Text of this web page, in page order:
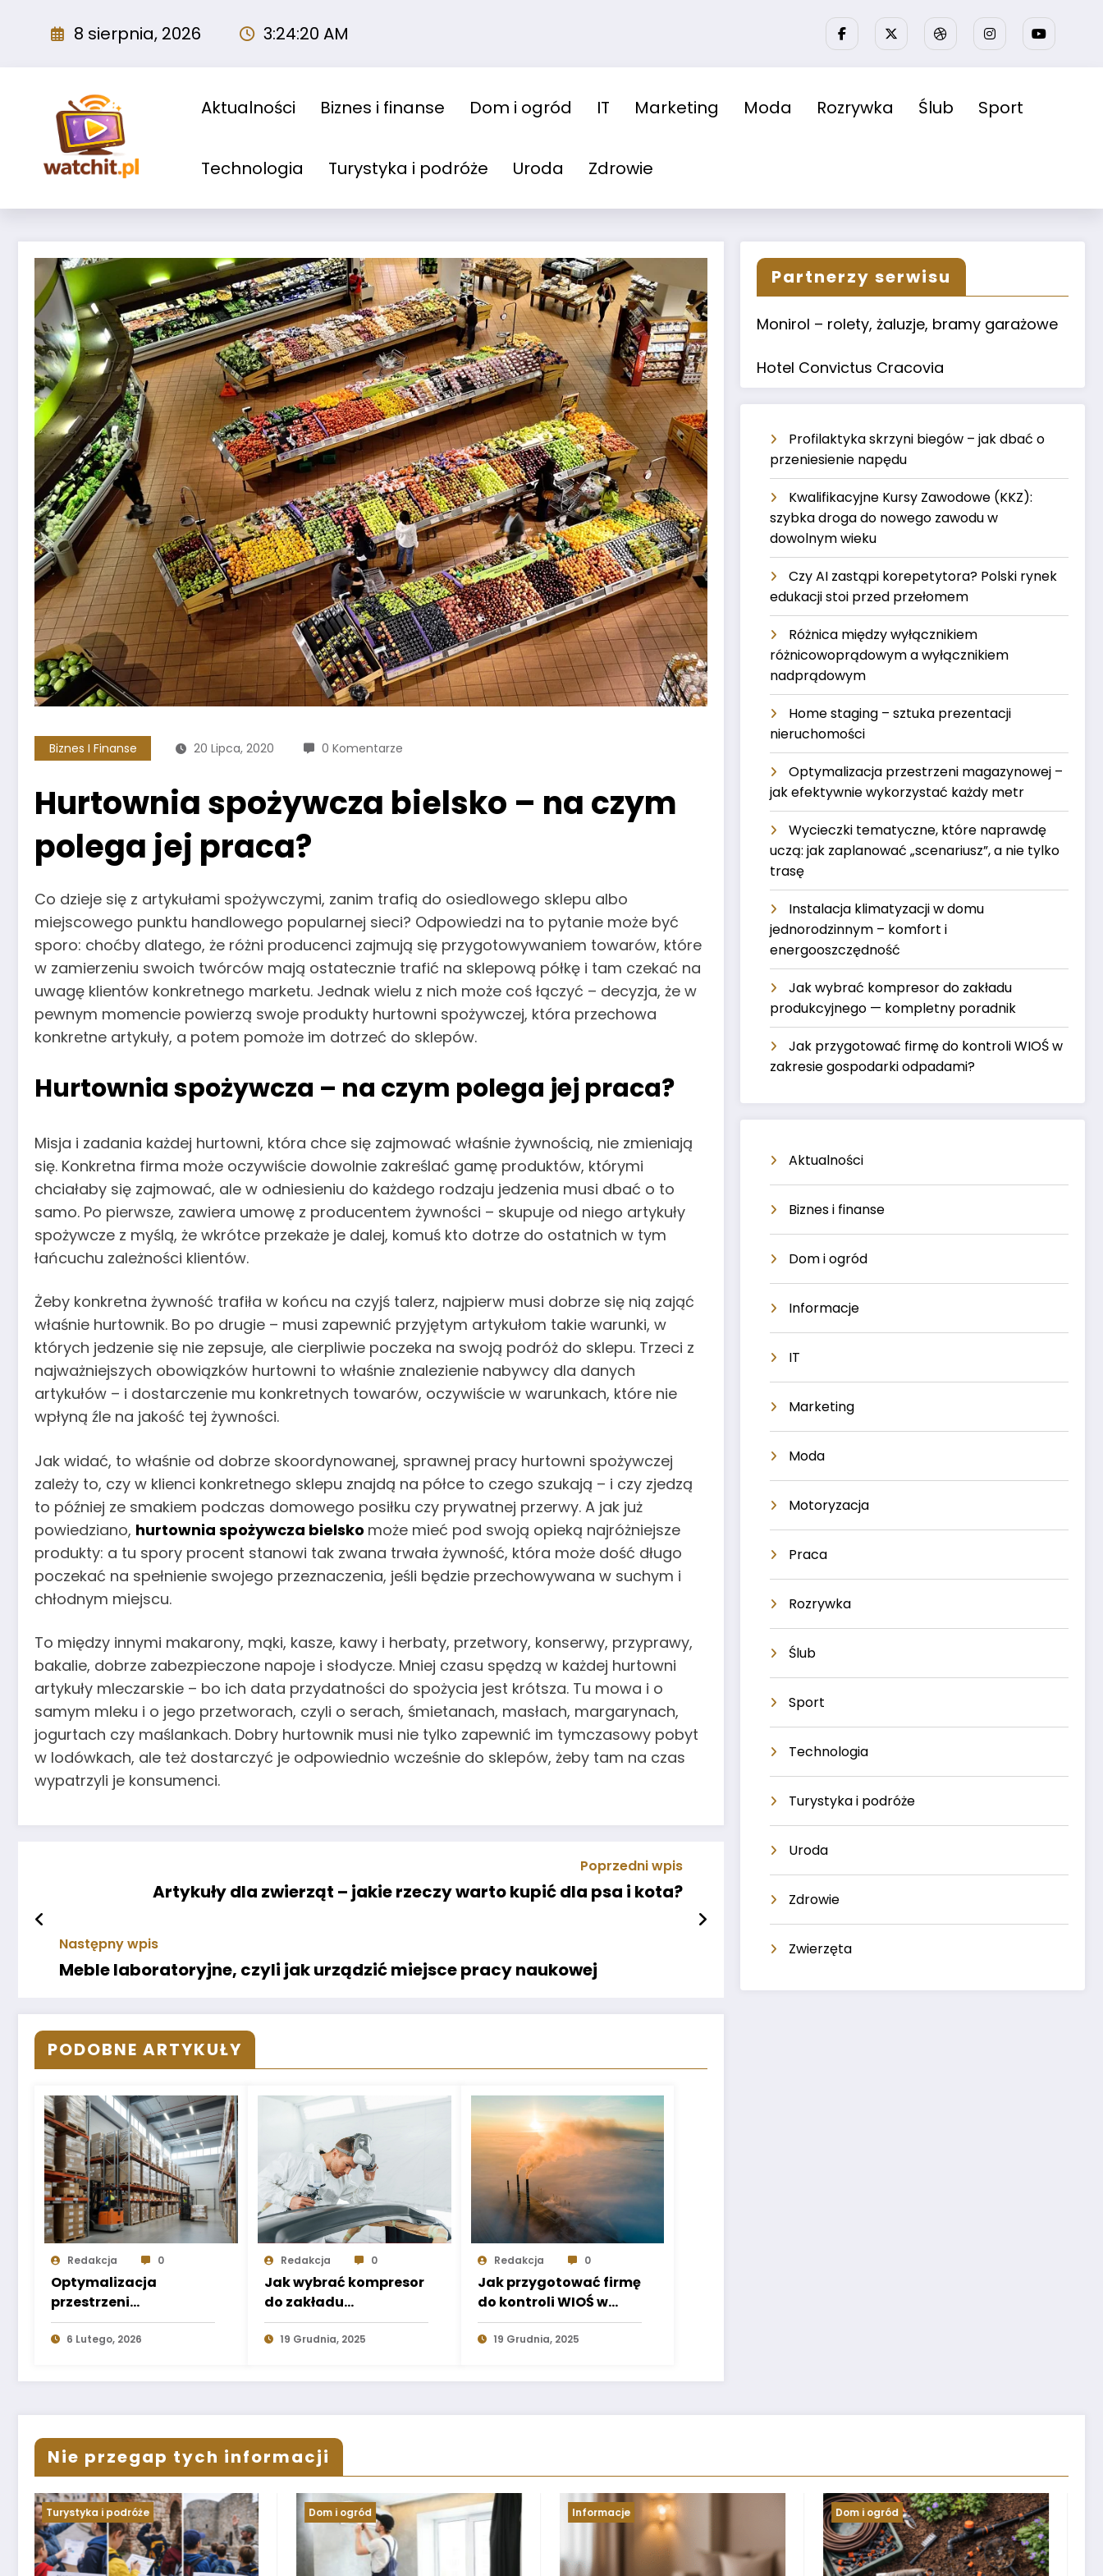
8 sierpnia, 2026 3:24:21 AM
Aktualności Biznes i finanse Dom i ogród IT Marketing Moda Rozrywka Ślub Sport
Technologia Turystyka i podróże Uroda Zdrowie
Biznes I Finanse 20 Lipca, 2020 0 Komentarze
Hurtownia spożywcza bielsko – na czym
polega jej praca?
Co dzieje się z artykułami spożywczymi, zanim trafią do osiedlowego sklepu albo
miejscowego punktu handlowego popularnej sieci? Odpowiedzi na to pytanie może być
sporo: choćby dlatego, że różni producenci zajmują się przygotowywaniem towarów, które
w zamierzeniu swoich twórców mają ostatecznie trafić na sklepową półkę i tam czekać na
uwagę klientów konkretnego marketu. Jednak wielu z nich może coś łączyć – decyzja, że w
pewnym momencie powierzą swoje produkty hurtowni spożywczej, która przechowa
konkretne artykuły, a potem pomoże im dotrzeć do sklepów.
Hurtownia spożywcza – na czym polega jej praca?
Misja i zadania każdej hurtowni, która chce się zajmować właśnie żywnością, nie zmieniają
się. Konkretna firma może oczywiście dowolnie zakreślać gamę produktów, którymi
chciałaby się zajmować, ale w odniesieniu do każdego rodzaju jedzenia musi dbać o to
samo. Po pierwsze, zawiera umowę z producentem żywności – skupuje od niego artykuły
spożywcze z myślą, że wkrótce przekaże je dalej, komuś kto dotrze do ostatnich w tym
łańcuchu zależności klientów.
Żeby konkretna żywność trafiła w końcu na czyjś talerz, najpierw musi dobrze się nią zająć
właśnie hurtownik. Bo po drugie – musi zapewnić przyjętym artykułom takie warunki, w
których jedzenie się nie zepsuje, ale cierpliwie poczeka na swoją podróż do sklepu. Trzeci z
najważniejszych obowiązków hurtowni to właśnie znalezienie nabywcy dla danych
artykułów – i dostarczenie mu konkretnych towarów, oczywiście w warunkach, które nie
wpłyną źle na jakość tej żywności.
Jak widać, to właśnie od dobrze skoordynowanej, sprawnej pracy hurtowni spożywczej
zależy to, czy w klienci konkretnego sklepu znajdą na półce to czego szukają – i czy zjedzą
to później ze smakiem podczas domowego posiłku czy prywatnej przerwy. A jak już
powiedziano, hurtownia spożywcza bielsko może mieć pod swoją opieką najróżniejsze
produkty: a tu spory procent stanowi tak zwana trwała żywność, która może dość długo
poczekać na spełnienie swojego przeznaczenia, jeśli będzie przechowywana w suchym i
chłodnym miejscu.
To między innymi makarony, mąki, kasze, kawy i herbaty, przetwory, konserwy, przyprawy,
bakalie, dobrze zabezpieczone napoje i słodycze. Mniej czasu spędzą w każdej hurtowni
artykuły mleczarskie – bo ich data przydatności do spożycia jest krótsza. Tu mowa i o
samym mleku i o jego przetworach, czyli o serach, śmietanach, masłach, margarynach,
jogurtach czy maślankach. Dobry hurtownik musi nie tylko zapewnić im tymczasowy pobyt
w lodówkach, ale też dostarczyć je odpowiednio wcześnie do sklepów, żeby tam na czas
wypatrzyli je konsumenci.
Poprzedni wpis
Artykuły dla zwierząt – jakie rzeczy warto kupić dla psa i kota?
Następny wpis
Meble laboratoryjne, czyli jak urządzić miejsce pracy naukowej
PODOBNE ARTYKUŁY
Redakcja 0
Optymalizacja
przestrzeni
magazynowej – jak
efektywnie
metr
6 Lutego, 2026
Redakcja 0
Jak wybrać kompresor
do zakładu
produkcyjnego —
kompletny poradnik
19 Grudnia, 2025
Redakcja 0
Jak przygotować firmę
do kontroli WIOŚ w
zakresie gospodarki
odpadami?
19 Grudnia, 2025
Partnerzy serwisu
Monirol – rolety, żaluzje, bramy garażowe
Hotel Convictus Cracovia
Profilaktyka skrzyni biegów – jak dbać o
przeniesienie napędu
Kwalifikacyjne Kursy Zawodowe (KKZ):
szybka droga do nowego zawodu w
dowolnym wieku
Czy AI zastąpi korepetytora? Polski rynek
edukacji stoi przed przełomem
Różnica między wyłącznikiem
różnicowoprądowym a wyłącznikiem
nadprądowym
Home staging – sztuka prezentacji
nieruchomości
Optymalizacja przestrzeni magazynowej –
jak efektywnie wykorzystać każdy metr
Wycieczki tematyczne, które naprawdę
uczą: jak zaplanować „scenariusz”, a nie tylko
trasę
Instalacja klimatyzacji w domu
jednorodzinnym – komfort i
energooszczędność
Jak wybrać kompresor do zakładu
produkcyjnego — kompletny poradnik
Jak przygotować firmę do kontroli WIOŚ w
zakresie gospodarki odpadami?
Aktualności
Biznes i finanse
Dom i ogród
Informacje
IT
Marketing
Moda
Motoryzacja
Praca
Rozrywka
Ślub
Sport
Technologia
Turystyka i podróże
Uroda
Zdrowie
Zwierzęta
Nie przegap tych informacji
Dom i ogród Informacje Dom i ogród Informacje